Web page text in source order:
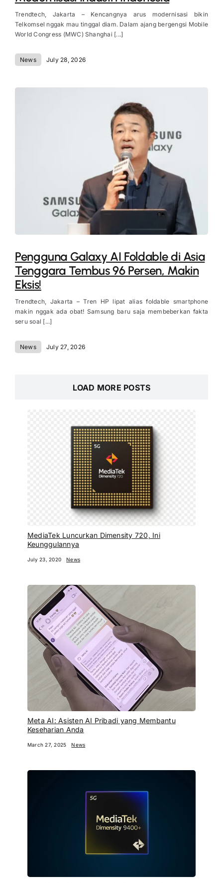
Trendtech, Jakarta – Kencangnya arus modernisasi bikin
Telkomsel nggak mau tinggal diam. Dalam ajang bergengsi Mobile
World Congress (MWC) Shanghai [...]
News July 28, 2026
Pengguna Galaxy AI Foldable di Asia
Tenggara Tembus 96 Persen, Makin
Eksis!
Trendtech, Jakarta – Tren HP lipat alias foldable smartphone
makin nggak ada obat! Samsung baru saja membeberkan fakta
seru soal [...]
News July 27, 2026
LOAD MORE POSTS
MediaTek Luncurkan Dimensity 720, Ini
Keunggulannya
July 23, 2020 News
Meta AI: Asisten AI Pribadi yang Membantu
Keseharian Anda
March 27, 2025 News